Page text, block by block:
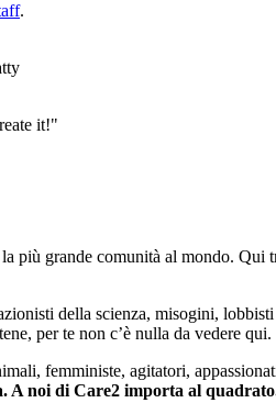
.
it!"
più grande comunità al mondo. Qui
della scienza, misogini,
per te non c’è nulla da vedere qui.
femministe, agitatori,
A noi di Care2 importa al